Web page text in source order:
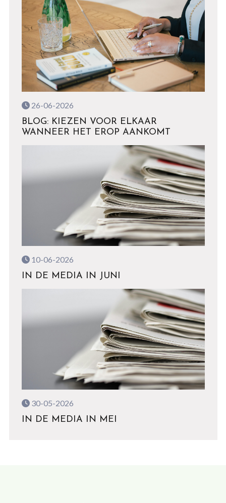
26-06-2026
BLOG: KIEZEN VOOR ELKAAR
WANNEER HET EROP AANKOMT
10-06-2026
IN DE MEDIA IN JUNI
30-05-2026
IN DE MEDIA IN MEI